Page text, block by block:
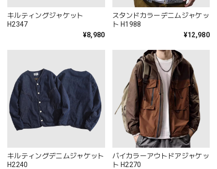
キルティングジャケット
H2347
¥8,980
スタンドカラーデニムジャケッ
ト H1988
¥12,980
キルティングデニムジャケット
H2240
バイカラーアウトドアジャケッ
ト H2270